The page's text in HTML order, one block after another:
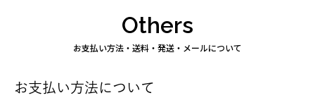
Others
お支払い方法・送料・発送・メールについて
お支払い方法について